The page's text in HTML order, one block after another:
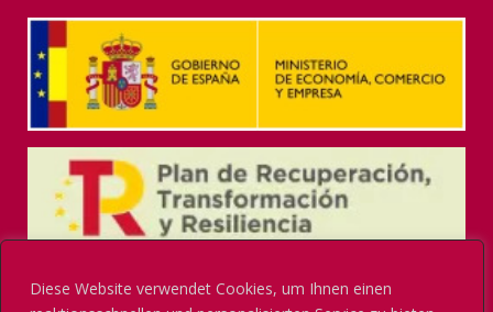
Diese Website verwendet Cookies, um Ihnen einen